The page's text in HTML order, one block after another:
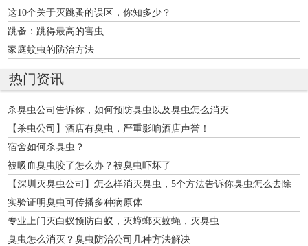
这10个关于灭跳蚤的误区，你知多少？
跳蚤：跳得最高的害虫
家庭蚊虫的防治方法
热门资讯
杀臭虫公司告诉你，如何预防臭虫以及臭虫怎么消灭
【杀虫公司】酒店有臭虫，严重影响酒店声誉！
宿舍如何杀臭虫？
被吸血臭虫咬了怎么办？被臭虫吓坏了
【深圳灭臭虫公司】怎么样消灭臭虫，5个方法告诉你臭虫怎么去除
实验证明臭虫可传播多种病原体
专业上门灭白蚁预防白蚁，灭蟑螂灭蚊蝇，灭臭虫
臭虫怎么消灭？臭虫防治公司几种方法解决